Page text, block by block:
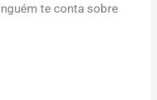
te conta sobre